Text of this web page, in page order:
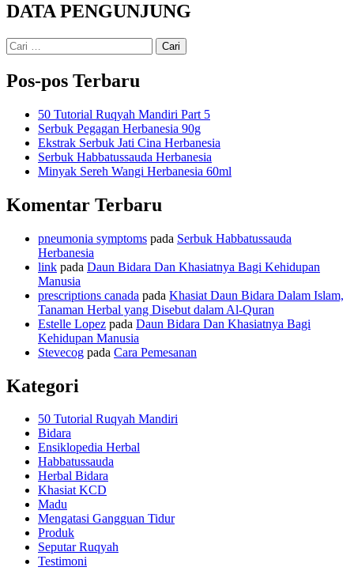
DATA PENGUNJUNG
Cari
untuk:
Pos-pos Terbaru
50 Tutorial Ruqyah Mandiri Part 5
Serbuk Pegagan Herbanesia 90g
Ekstrak Serbuk Jati Cina Herbanesia
Serbuk Habbatussauda Herbanesia
Minyak Sereh Wangi Herbanesia 60ml
Komentar Terbaru
pneumonia symptoms pada Serbuk Habbatussauda
Herbanesia
link pada Daun Bidara Dan Khasiatnya Bagi Kehidupan
Manusia
prescriptions canada pada Khasiat Daun Bidara Dalam Islam,
Tanaman Herbal yang Disebut dalam Al-Quran
Estelle Lopez pada Daun Bidara Dan Khasiatnya Bagi
Kehidupan Manusia
Stevecog pada Cara Pemesanan
Kategori
50 Tutorial Ruqyah Mandiri
Bidara
Ensiklopedia Herbal
Habbatussauda
Herbal Bidara
Khasiat KCD
Madu
Mengatasi Gangguan Tidur
Produk
Seputar Ruqyah
Testimoni